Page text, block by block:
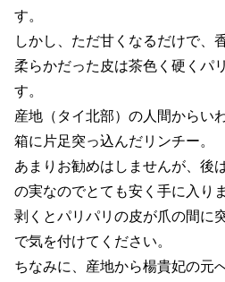
す。
しかし、ただ甘くなるだけで、
柔らかだった皮は茶色く硬くパ
す。
産地（タイ北部）の人間からい
箱に片足突っ込んだリンチー。
あまりお勧めはしませんが、後
の実なのでとても安く手に入りま
剥くとパリパリの皮が爪の間に
で気を付けてください。
ちなみに、産地から楊貴妃の元